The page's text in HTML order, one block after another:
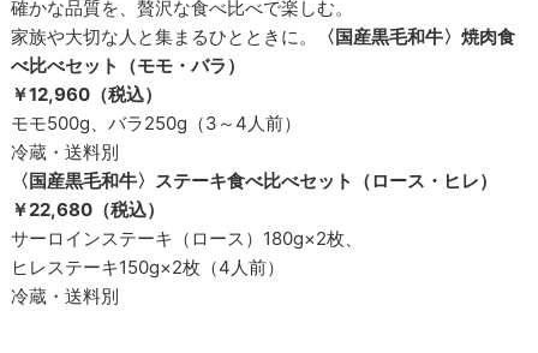
確かな品質を、贅沢な食べ比べで楽しむ。
家族や大切な人と集まるひとときに。
〈国産黒毛和牛〉焼肉食
べ比べセット（モモ・バラ）
￥12,960（税込）
モモ500g、バラ250g（3～4人前）
冷蔵・送料別
〈国産黒毛和牛〉ステーキ食べ比べセット（ロース・ヒレ）
￥22,680（税込）
サーロインステーキ（ロース）180g×2枚、
ヒレステーキ150g×2枚（4人前）
冷蔵・送料別